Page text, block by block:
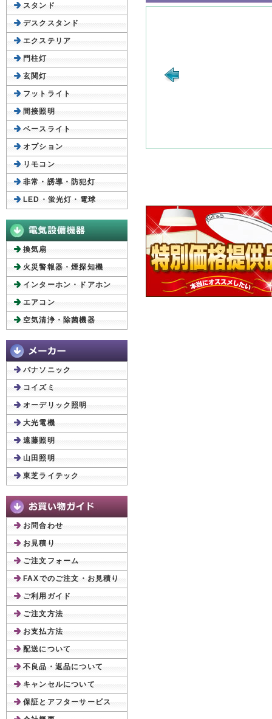
スタンド
デスクスタンド
エクステリア
門柱灯
玄関灯
フットライト
間接照明
ベースライト
オプション
リモコン
非常・誘導・防犯灯
LED・蛍光灯・電球
換気扇
火災警報器・煙探知機
インターホン・ドアホン
エアコン
空気清浄・除菌機器
パナソニック
コイズミ
オーデリック照明
大光電機
遠藤照明
山田照明
東芝ライテック
お問合わせ
お見積り
ご注文フォーム
FAXでのご注文・お見積り
ご利用ガイド
ご注文方法
お支払方法
配送について
不良品・返品について
キャンセルについて
保証とアフターサービス